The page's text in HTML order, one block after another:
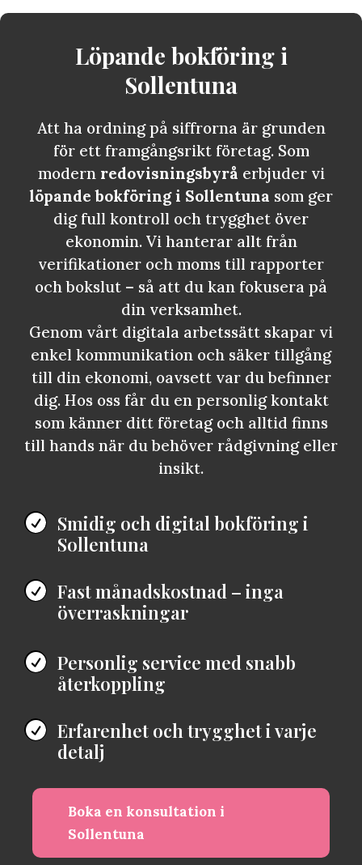
Löpande bokföring i
Sollentuna
Att ha ordning på siffrorna är grunden
för ett framgångsrikt företag. Som
modern redovisningsbyrå erbjuder vi
löpande bokföring i Sollentuna som ger
dig full kontroll och trygghet över
ekonomin. Vi hanterar allt från
verifikationer och moms till rapporter
och bokslut – så att du kan fokusera på
din verksamhet.
Genom vårt digitala arbetssätt skapar vi
enkel kommunikation och säker tillgång
till din ekonomi, oavsett var du befinner
dig. Hos oss får du en personlig kontakt
som känner ditt företag och alltid finns
till hands när du behöver rådgivning eller
insikt.
 Smidig och digital bokföring i
Sollentuna
 Fast månadskostnad – inga
överraskningar
 Personlig service med snabb
återkoppling
 Erfarenhet och trygghet i varje
detalj
Boka en konsultation i
Sollentuna